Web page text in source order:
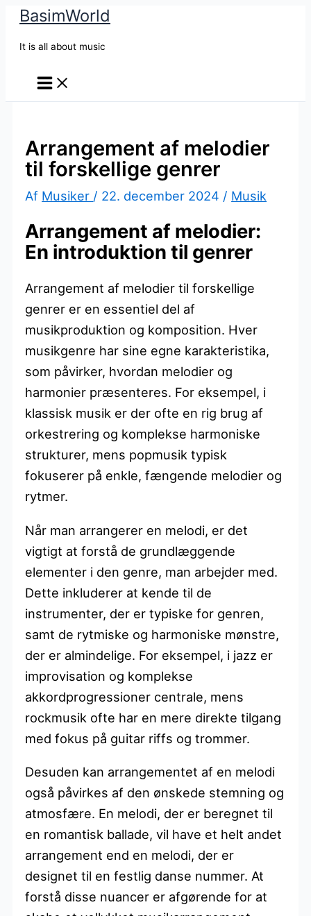
BasimWorld
It is all about music
Arrangement af melodier
til forskellige genrer
Af Musiker / 22. december 2024 / Musik
Arrangement af melodier:
En introduktion til genrer
Arrangement af melodier til forskellige
genrer er en essentiel del af
musikproduktion og komposition. Hver
musikgenre har sine egne karakteristika,
som påvirker, hvordan melodier og
harmonier præsenteres. For eksempel, i
klassisk musik er der ofte en rig brug af
orkestrering og komplekse harmoniske
strukturer, mens popmusik typisk
fokuserer på enkle, fængende melodier og
rytmer.
Når man arrangerer en melodi, er det
vigtigt at forstå de grundlæggende
elementer i den genre, man arbejder med.
Dette inkluderer at kende til de
instrumenter, der er typiske for genren,
samt de rytmiske og harmoniske mønstre,
der er almindelige. For eksempel, i jazz er
improvisation og komplekse
akkordprogressioner centrale, mens
rockmusik ofte har en mere direkte tilgang
med fokus på guitar riffs og trommer.
Desuden kan arrangementet af en melodi
også påvirkes af den ønskede stemning og
atmosfære. En melodi, der er beregnet til
en romantisk ballade, vil have et helt andet
arrangement end en melodi, der er
designet til en festlig danse nummer. At
forstå disse nuancer er afgørende for at